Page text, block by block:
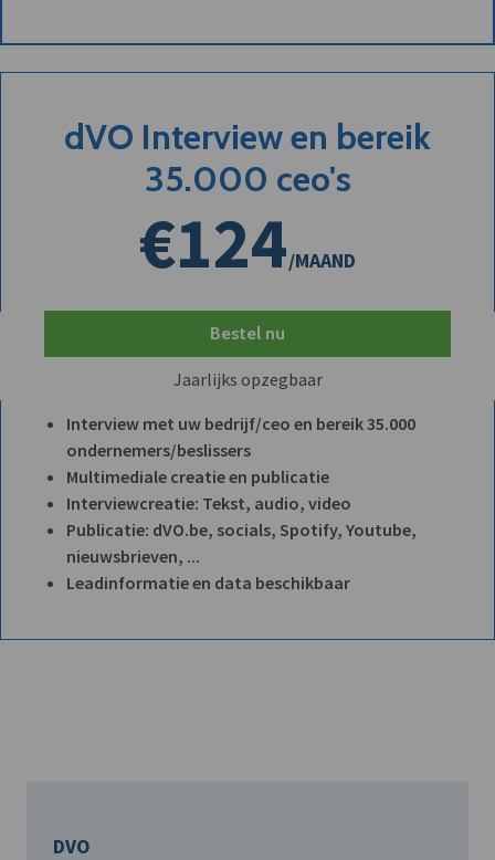
dVO Interview en bereik
35.000 ceo's
€124/MAAND
Bestel nu
Jaarlijks opzegbaar
Interview met uw bedrijf/ceo en bereik 35.000
ondernemers/beslissers
Multimediale creatie en publicatie
Interviewcreatie: Tekst, audio, video
Publicatie: dVO.be, socials, Spotify, Youtube,
nieuwsbrieven, ...
Leadinformatie en data beschikbaar
DVO